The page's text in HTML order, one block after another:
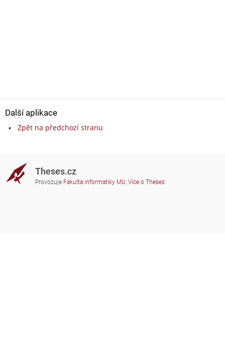
Další aplikace
Zpět na předchozí stranu
Theses.cz
Provozuje Fakulta informatiky MU, Více o Theses